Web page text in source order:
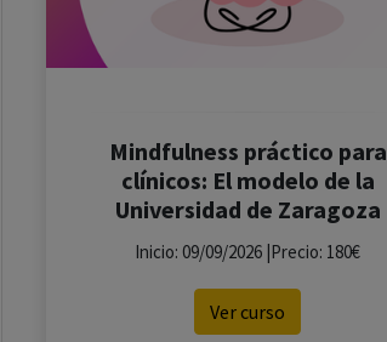
Mindfulness práctico para
clínicos: El modelo de la
Universidad de Zaragoza
Inicio: 09/09/2026 |Precio: 180€
Ver curso